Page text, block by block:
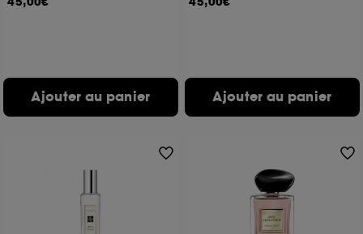
Ajouter au panier Ajouter au panier